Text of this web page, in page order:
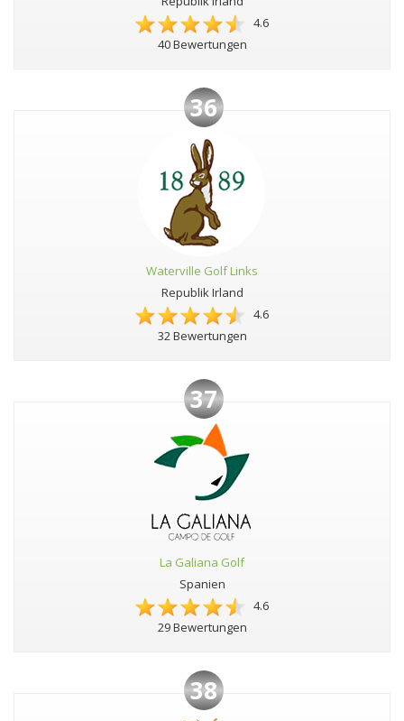
4.6
40 Bewertungen
36
Waterville Golf Links
Republik Irland
4.6
32 Bewertungen
37
La Galiana Golf
Spanien
4.6
29 Bewertungen
38